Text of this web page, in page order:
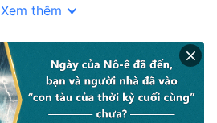
bí mật đen tối của giới tôn
Xem thêm